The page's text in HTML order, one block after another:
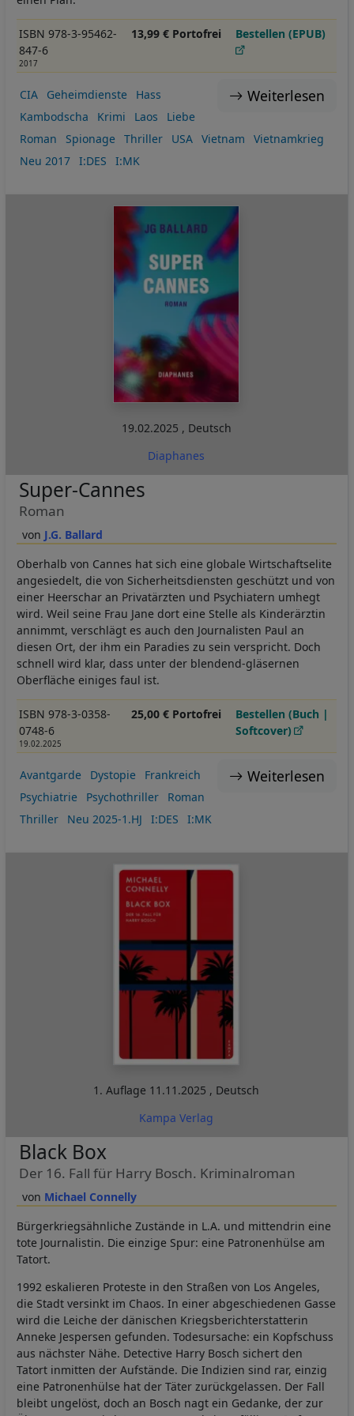
ISBN 978-3-95462-
847-6
2017
13,99 € Portofrei Bestellen (EPUB)
Weiterlesen
CIA Geheimdienste
Hass
Kambodscha
Krimi Laos
Liebe
Roman
Spionage Thriller USA Vietnam
Vietnamkrieg
Neu 2017
I:DES I:MK
19.02.2025 , Deutsch
Diaphanes
J.G. Ballard
Super-Cannes
Roman
Oberhalb von Cannes hat sich eine globale Wirtschaftselite
angesiedelt, die von Sicherheitsdiensten geschützt und von
einer Heerschar an Privatärzten und Psychiatern umhegt
wird. Weil seine Frau Jane dort eine Stelle als Kinderärztin
annimmt, verschlägt es auch den Journalisten Paul an
diesen Ort, der ihm ein Paradies zu sein verspricht. Doch
schnell wird klar, dass unter der blendend-gläsernen
Oberfläche einiges faul ist.
ISBN 978-3-0358-
0748-6
19.02.2025
25,00 € Portofrei
Bestellen (Buch |
Softcover)
Weiterlesen
Avantgarde Dystopie
Frankreich
Psychiatrie
Psychothriller
Roman
Thriller
Neu 2025-1.HJ I:DES I:MK
1. Auflage 11.11.2025 , Deutsch
Kampa Verlag
Michael Connelly
Black Box
Der 16. Fall für Harry Bosch. Kriminalroman
Bürgerkriegsähnliche Zustände in L.A. und mittendrin eine
tote Journalistin. Die einzige Spur: eine Patronenhülse am
Tatort.
1992 eskalieren Proteste in den Straßen von Los Angeles,
die Stadt versinkt im Chaos. In einer abgeschiedenen Gasse
wird die Leiche der dänischen Kriegsberichterstatterin
Anneke Jespersen gefunden. Todesursache: ein Kopfschuss
aus nächster Nähe. Detective Harry Bosch sichert den
Tatort inmitten der Aufstände. Die Indizien sind rar, einzig
eine Patronenhülse hat der Täter zurückgelassen. Der Fall
bleibt ungelöst, doch an Bosch nagt ein Gedanke, der zur